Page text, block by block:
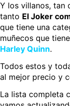
Y los villanos, tan
tanto El Joker
que tiene una
muñecos que
Harley Quinn.
Todos estos y
al mejor precio y
La lista completa